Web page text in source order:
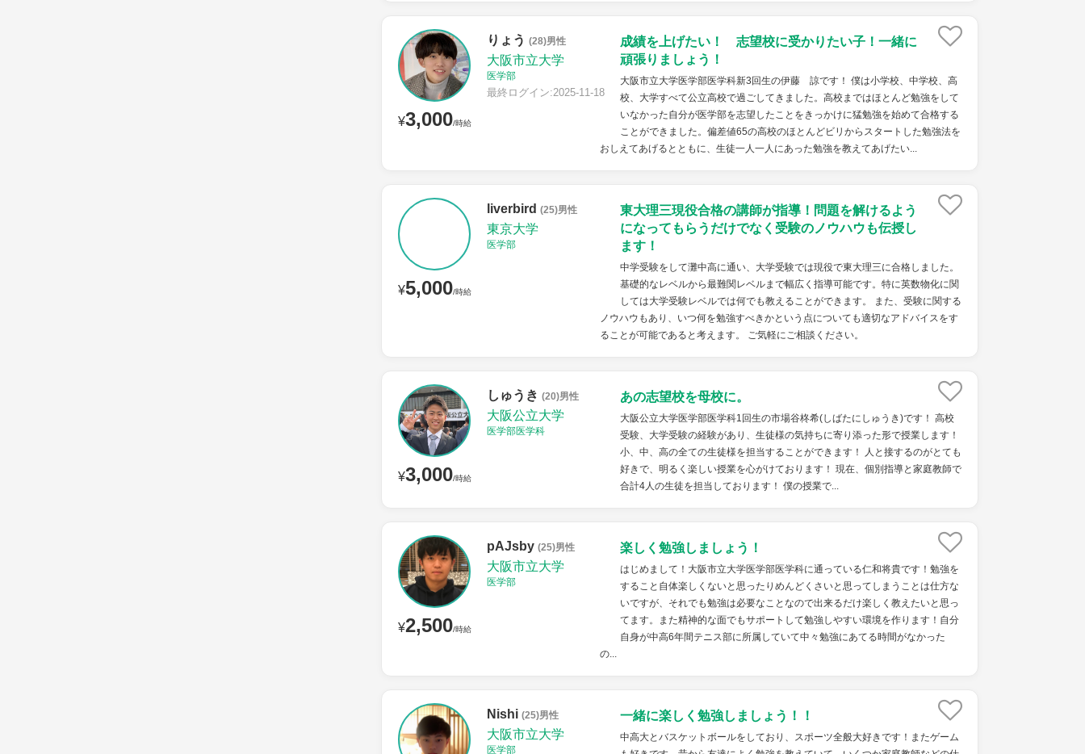
¥3,000/時給
りょう (28)男性
大阪市立大学
医学部
最終ログイン:2025-11-18
成績を上げたい！ 志望校に受かりたい子！一緒に
頑張りましょう！
大阪市立大学医学部医学科新3回生の伊藤 諒です！ 僕は小学校、中学校、高
校、大学すべて公立高校で過ごしてきました。高校まではほとんど勉強をして
いなかった自分が医学部を志望したことをきっかけに猛勉強を始めて合格する
ことができました。偏差値65の高校のほとんどビリからスタートした勉強法を
おしえてあげるとともに、生徒一人一人にあった勉強を教えてあげたい...
¥5,000/時給
liverbird (25)男性
東京大学
医学部
東大理三現役合格の講師が指導！問題を解けるよう
になってもらうだけでなく受験のノウハウも伝授し
ます！
中学受験をして灘中高に通い、大学受験では現役で東大理三に合格しました。
基礎的なレベルから最難関レベルまで幅広く指導可能です。特に英数物化に関
しては大学受験レベルでは何でも教えることができます。 また、受験に関する
ノウハウもあり、いつ何を勉強すべきかという点についても適切なアドバイスをす
ることが可能であると考えます。 ご気軽にご相談ください。
¥3,000/時給
しゅうき (20)男性
大阪公立大学
医学部医学科
あの志望校を母校に。
大阪公立大学医学部医学科1回生の市場谷柊希(しばたにしゅうき)です！ 高校
受験、大学受験の経験があり、生徒様の気持ちに寄り添った形で授業します！
小、中、高の全ての生徒様を担当することができます！ 人と接するのがとても
好きで、明るく楽しい授業を心がけております！ 現在、個別指導と家庭教師で
合計4人の生徒を担当しております！ 僕の授業で...
¥2,500/時給
pAJsby (25)男性
大阪市立大学
医学部
楽しく勉強しましょう！
はじめまして！大阪市立大学医学部医学科に通っている仁和将貴です！勉強を
すること自体楽しくないと思ったりめんどくさいと思ってしまうことは仕方な
いですが、それでも勉強は必要なことなので出来るだけ楽しく教えたいと思っ
てます。また精神的な面でもサポートして勉強しやすい環境を作ります！自分
自身が中高6年間テニス部に所属していて中々勉強にあてる時間がなかった
の...
Nishi (25)男性
大阪市立大学
医学部
一緒に楽しく勉強しましょう！！
中高大とバスケットボールをしており、スポーツ全般大好きです！またゲーム